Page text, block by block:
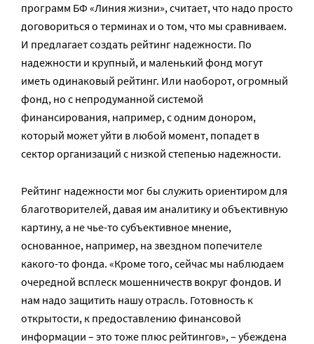
программ БФ «Линия жизни», считает, что надо просто
договориться о терминах и о том, что мы сравниваем.
И предлагает создать рейтинг надежности. По
надежности и крупный, и маленький фонд могут
иметь одинаковый рейтинг. Или наоборот, огромный
фонд, но с непродуманной системой
финансирования, например, с одним донором,
который может уйти в любой момент, попадет в
сектор организаций с низкой степенью надежности.
Рейтинг надежности мог бы служить ориентиром для
благотворителей, давая им аналитику и объективную
картину, а не чье-то субъективное мнение,
основанное, например, на звездном попечителе
какого-то фонда. «Кроме того, сейчас мы наблюдаем
очередной всплеск мошенничеств вокруг фондов. И
нам надо защитить нашу отрасль. Готовность к
открытости, к предоставлению финансовой
информации – это тоже плюс рейтингов», – убеждена